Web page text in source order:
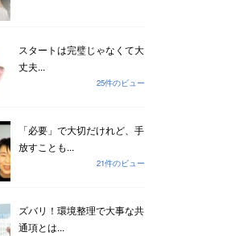
スタートは完璧じゃなくて大
丈夫...
25件のビュー
「必要」で大切だけれど、手
放すことも...
21件のビュー
ズバリ！環境整理で大事な共
通項とは...